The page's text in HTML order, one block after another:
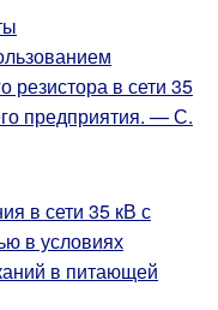
резистора в сети 35
предприятия. — С.
в сети 35 кВ с
в условиях
в питающей